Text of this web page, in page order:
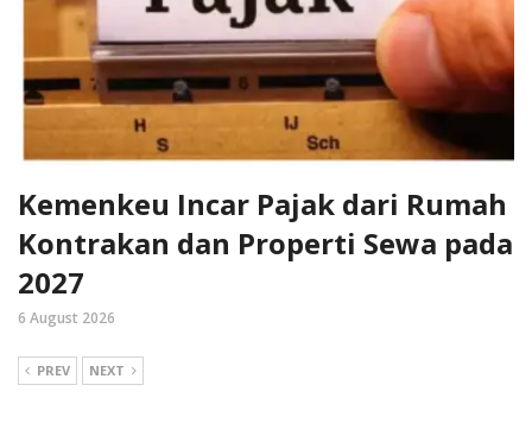
Kemenkeu Incar Pajak dari Rumah
Kontrakan dan Properti Sewa pada
2027
6 August 2026
PREV NEXT